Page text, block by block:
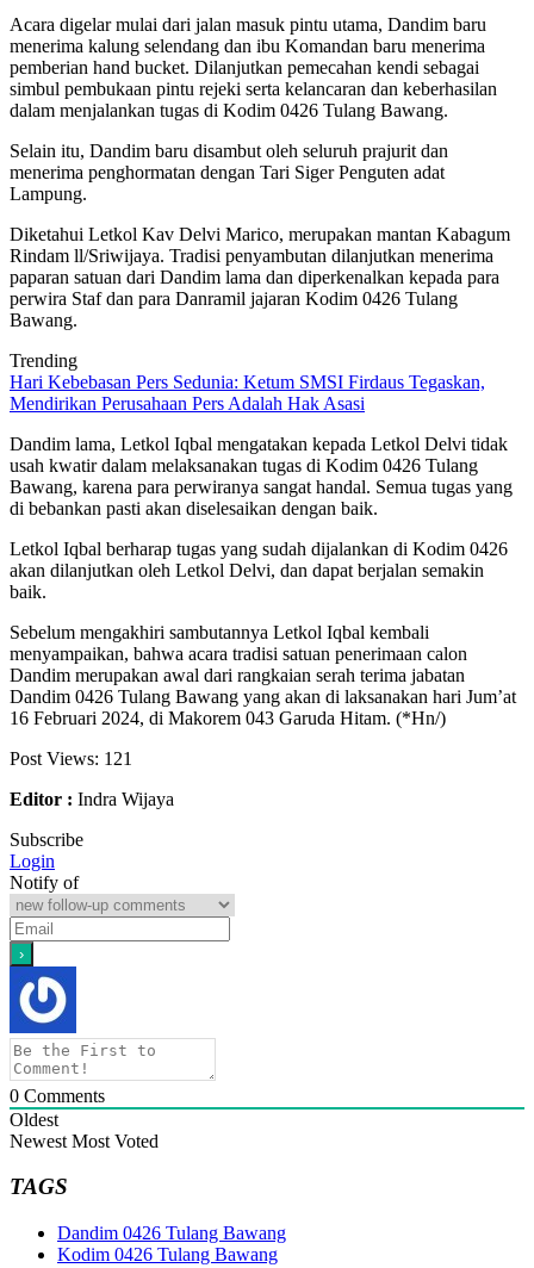
Acara digelar mulai dari jalan masuk pintu utama, Dandim baru
menerima kalung selendang dan ibu Komandan baru menerima
pemberian hand bucket. Dilanjutkan pemecahan kendi sebagai
simbul pembukaan pintu rejeki serta kelancaran dan keberhasilan
dalam menjalankan tugas di Kodim 0426 Tulang Bawang.
Selain itu, Dandim baru disambut oleh seluruh prajurit dan
menerima penghormatan dengan Tari Siger Penguten adat
Lampung.
Diketahui Letkol Kav Delvi Marico, merupakan mantan Kabagum
Rindam ll/Sriwijaya. Tradisi penyambutan dilanjutkan menerima
paparan satuan dari Dandim lama dan diperkenalkan kepada para
perwira Staf dan para Danramil jajaran Kodim 0426 Tulang
Bawang.
Trending
Hari Kebebasan Pers Sedunia: Ketum SMSI Firdaus Tegaskan,
Mendirikan Perusahaan Pers Adalah Hak Asasi
Dandim lama, Letkol Iqbal mengatakan kepada Letkol Delvi tidak
usah kwatir dalam melaksanakan tugas di Kodim 0426 Tulang
Bawang, karena para perwiranya sangat handal. Semua tugas yang
di bebankan pasti akan diselesaikan dengan baik.
Letkol Iqbal berharap tugas yang sudah dijalankan di Kodim 0426
akan dilanjutkan oleh Letkol Delvi, dan dapat berjalan semakin
baik.
Sebelum mengakhiri sambutannya Letkol Iqbal kembali
menyampaikan, bahwa acara tradisi satuan penerimaan calon
Dandim merupakan awal dari rangkaian serah terima jabatan
Dandim 0426 Tulang Bawang yang akan di laksanakan hari Jum’at
16 Februari 2024, di Makorem 043 Garuda Hitam. (*Hn/)
Post Views: 121
Editor : Indra Wijaya
Subscribe
Login
Notify of
0 Comments
Oldest
Newest Most Voted
TAGS
Dandim 0426 Tulang Bawang
Kodim 0426 Tulang Bawang